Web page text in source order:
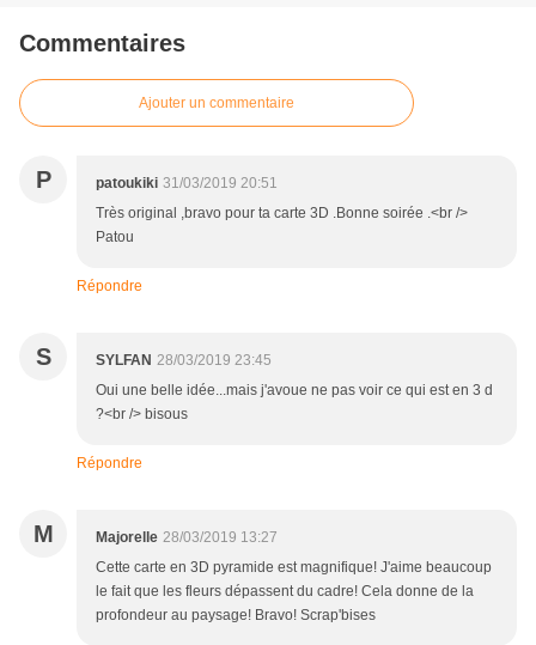
Commentaires
Ajouter un commentaire
P patoukiki 31/03/2019 20:51
Très original ,bravo pour ta carte 3D .Bonne soirée .<br />
Patou
Répondre
S SYLFAN 28/03/2019 23:45
Oui une belle idée...mais j'avoue ne pas voir ce qui est en 3 d
?<br /> bisous
Répondre
M Majorelle 28/03/2019 13:27
Cette carte en 3D pyramide est magnifique! J'aime beaucoup
le fait que les fleurs dépassent du cadre! Cela donne de la
profondeur au paysage! Bravo! Scrap'bises